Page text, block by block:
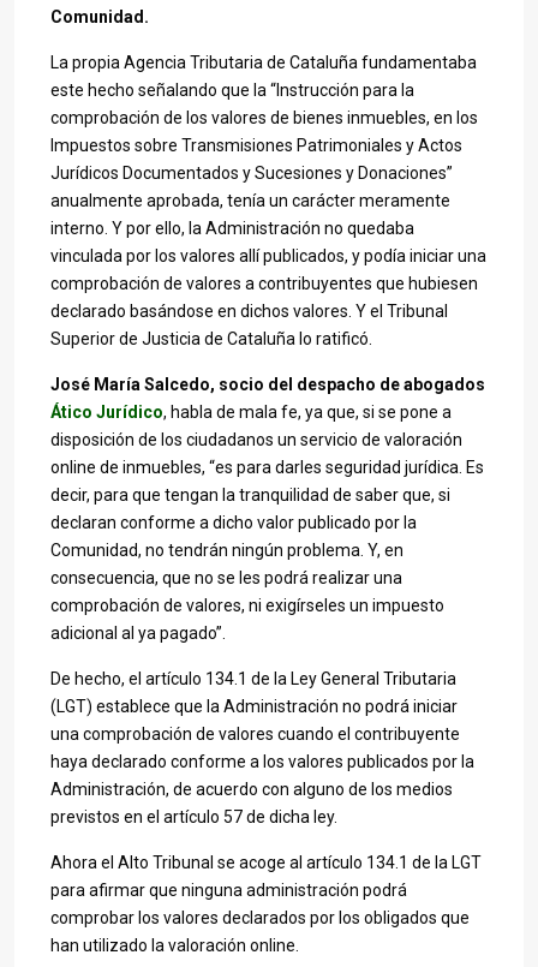
Comunidad.
La propia Agencia Tributaria de Cataluña fundamentaba
este hecho señalando que la “Instrucción para la
comprobación de los valores de bienes inmuebles, en los
Impuestos sobre Transmisiones Patrimoniales y Actos
Jurídicos Documentados y Sucesiones y Donaciones”
anualmente aprobada, tenía un carácter meramente
interno. Y por ello, la Administración no quedaba
vinculada por los valores allí publicados, y podía iniciar una
comprobación de valores a contribuyentes que hubiesen
declarado basándose en dichos valores. Y el Tribunal
Superior de Justicia de Cataluña lo ratificó.
José María Salcedo, socio del despacho de abogados
Ático Jurídico, habla de mala fe, ya que, si se pone a
disposición de los ciudadanos un servicio de valoración
online de inmuebles, “es para darles seguridad jurídica. Es
decir, para que tengan la tranquilidad de saber que, si
declaran conforme a dicho valor publicado por la
Comunidad, no tendrán ningún problema. Y, en
consecuencia, que no se les podrá realizar una
comprobación de valores, ni exigírseles un impuesto
adicional al ya pagado”.
De hecho, el artículo 134.1 de la Ley General Tributaria
(LGT) establece que la Administración no podrá iniciar
una comprobación de valores cuando el contribuyente
haya declarado conforme a los valores publicados por la
Administración, de acuerdo con alguno de los medios
previstos en el artículo 57 de dicha ley.
Ahora el Alto Tribunal se acoge al artículo 134.1 de la LGT
para afirmar que ninguna administración podrá
comprobar los valores declarados por los obligados que
han utilizado la valoración online.